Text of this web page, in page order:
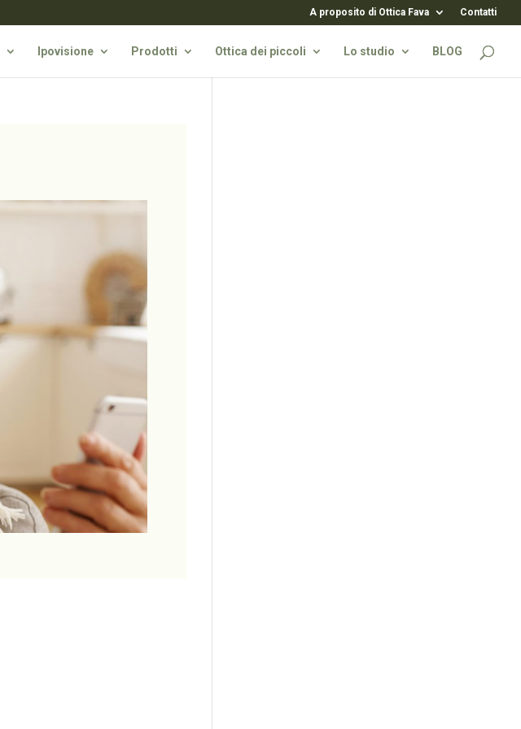
A proposito di Ottica Fava Contatti
Ipovisione Prodotti Ottica dei piccoli Lo studio BLOG